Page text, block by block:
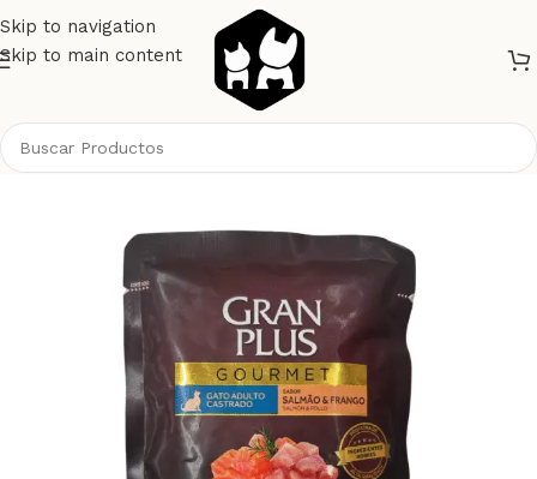
Skip to navigation
Skip to main content